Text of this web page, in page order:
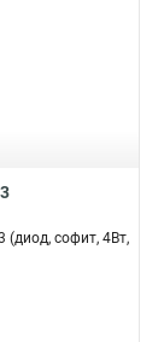
(диод, софит, 4Вт,